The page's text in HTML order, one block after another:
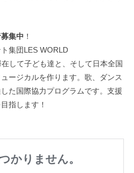
集中 ！
集団LES WORLD
して子ども達と、そして日本全国
ージカルを作ります。歌、ダンス
た国際協力プログラムです。支援
指します！